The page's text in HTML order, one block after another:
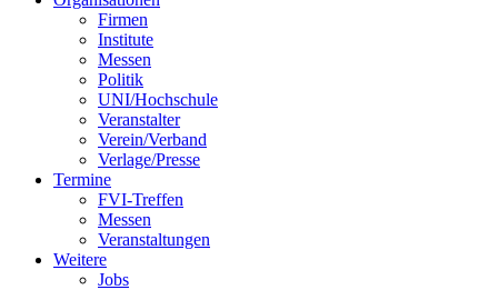
Firmen
Institute
Messen
Politik
UNI/Hochschule
Veranstalter
Verein/Verband
Verlage/Presse
Termine
FVI-Treffen
Messen
Veranstaltungen
Weitere
Jobs